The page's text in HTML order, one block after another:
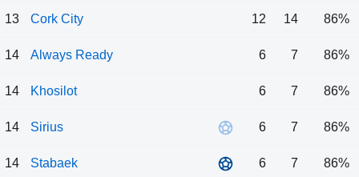
13 Cork City 12 14 86%
14 Always Ready 6 7 86%
14 Khosilot 6 7 86%
14 Sirius 6 7 86%
14 Stabaek 6 7 86%